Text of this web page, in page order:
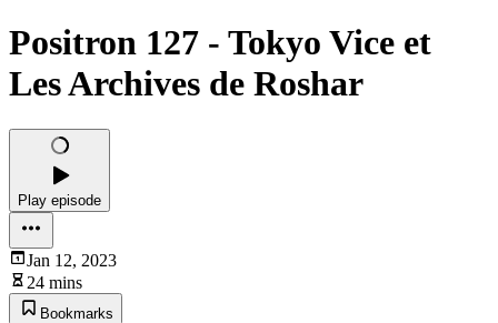
Positron 127 - Tokyo Vice et
Les Archives de Roshar
Play episode
Jan 12, 2023
24 mins
Bookmarks